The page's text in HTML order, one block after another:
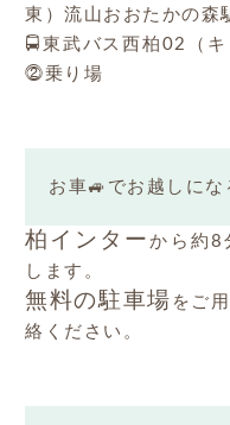
東）流山おおたかの
🚍東武バス西柏02（
⓶乗り場
お車🚙でお越しにな
柏インターから約8
します。
無料の駐車場 をご
絡ください。